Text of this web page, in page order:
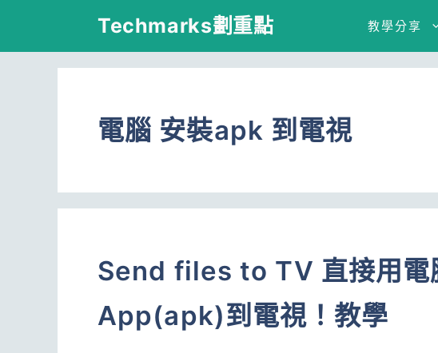
Techmarks劃重點 教學分享
電腦 安裝apk 到電視
Send files to TV 直接用電
App(apk)到電視！教學